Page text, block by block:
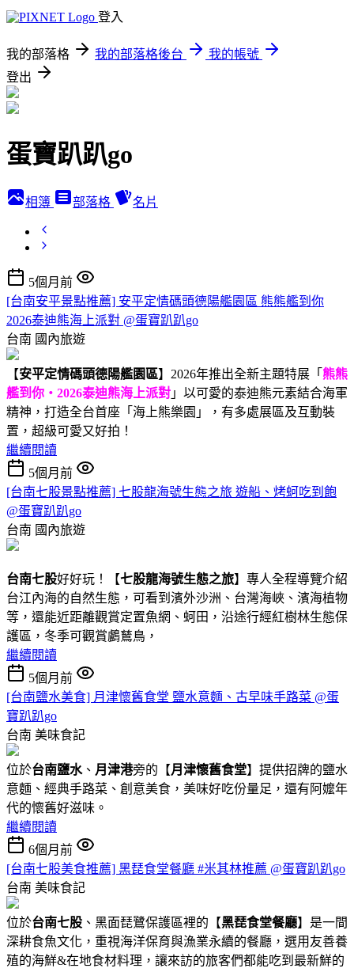
登入
我的部落格 我的部落格後台
我的帳號
登出
蛋寶趴趴go
相簿 部落格 名片
5個月前
[台南安平景點推薦] 安平定情碼頭德陽艦園區 熊熊艦到你
2026泰迪熊海上派對 @蛋寶趴趴go
台南 國內旅遊
【安平定情碼頭德陽艦園區】2026年推出全新主題特展「 熊熊
艦到你・2026泰迪熊海上派對 」以可愛的泰迪熊元素結合海軍
精神，打造全台首座「海上熊樂園」，有多處展區及互動裝
置，超級可愛又好拍！
繼續閱讀
5個月前
[台南七股景點推薦] 七股龍海號生態之旅 遊船、烤蚵吃到飽
@蛋寶趴趴go
台南 國內旅遊
台南七股好好玩！【七股龍海號生態之旅】專人全程導覽介紹
台江內海的自然生態，可看到濱外沙洲、台灣海峽、濱海植物
等，還能近距離觀賞定置魚網、蚵田，沿途行經紅樹林生態保
護區，冬季可觀賞鸕鶿鳥，
繼續閱讀
5個月前
[台南鹽水美食] 月津懷舊食堂 鹽水意麵、古早味手路菜 @蛋
寶趴趴go
台南 美味食記
位於台南鹽水、 月津港旁的【月津懷舊食堂】提供招牌的鹽水
意麵、經典手路菜、創意美食，美味好吃份量足，還有阿嬤年
代的懷舊好滋味。
繼續閱讀
6個月前
[台南七股美食推薦] 黑琵食堂餐廳 #米其林推薦 @蛋寶趴趴go
台南 美味食記
位於台南七股 、黑面琵鷺保護區裡的【黑琵食堂餐廳】是一間
深耕食魚文化，重視海洋保育與漁業永續的餐廳，選用友善養
殖的海鮮&在地食材料理，讓來訪的旅客們都能吃到最新鮮的